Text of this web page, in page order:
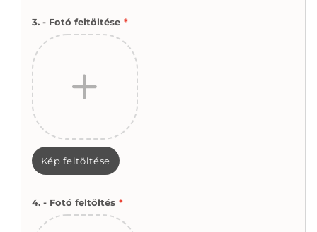
3. - Fotó feltöltése *
Kép feltöltése
4. - Fotó feltöltés *